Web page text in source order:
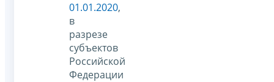
01.01.2020,
в
разрезе
субъектов
Российской
Федерации